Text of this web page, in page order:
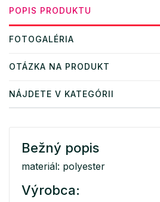
POPIS PRODUKTU
FOTOGALÉRIA
OTÁZKA NA PRODUKT
NÁJDETE V KATEGÓRII
Bežný popis
materiál: polyester
Výrobca: